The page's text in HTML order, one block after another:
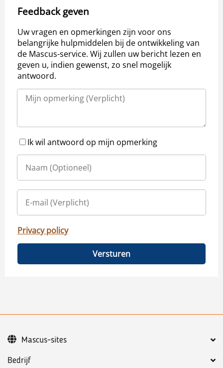
Feedback geven
Uw vragen en opmerkingen zijn voor ons
belangrijke hulpmiddelen bij de ontwikkeling van
de Mascus-service. Wij zullen uw bericht lezen en
geven u, indien gewenst, zo snel mogelijk
antwoord.
Ik wil antwoord op mijn opmerking
Privacy policy
Versturen
Bedrijf
Mascus-sites